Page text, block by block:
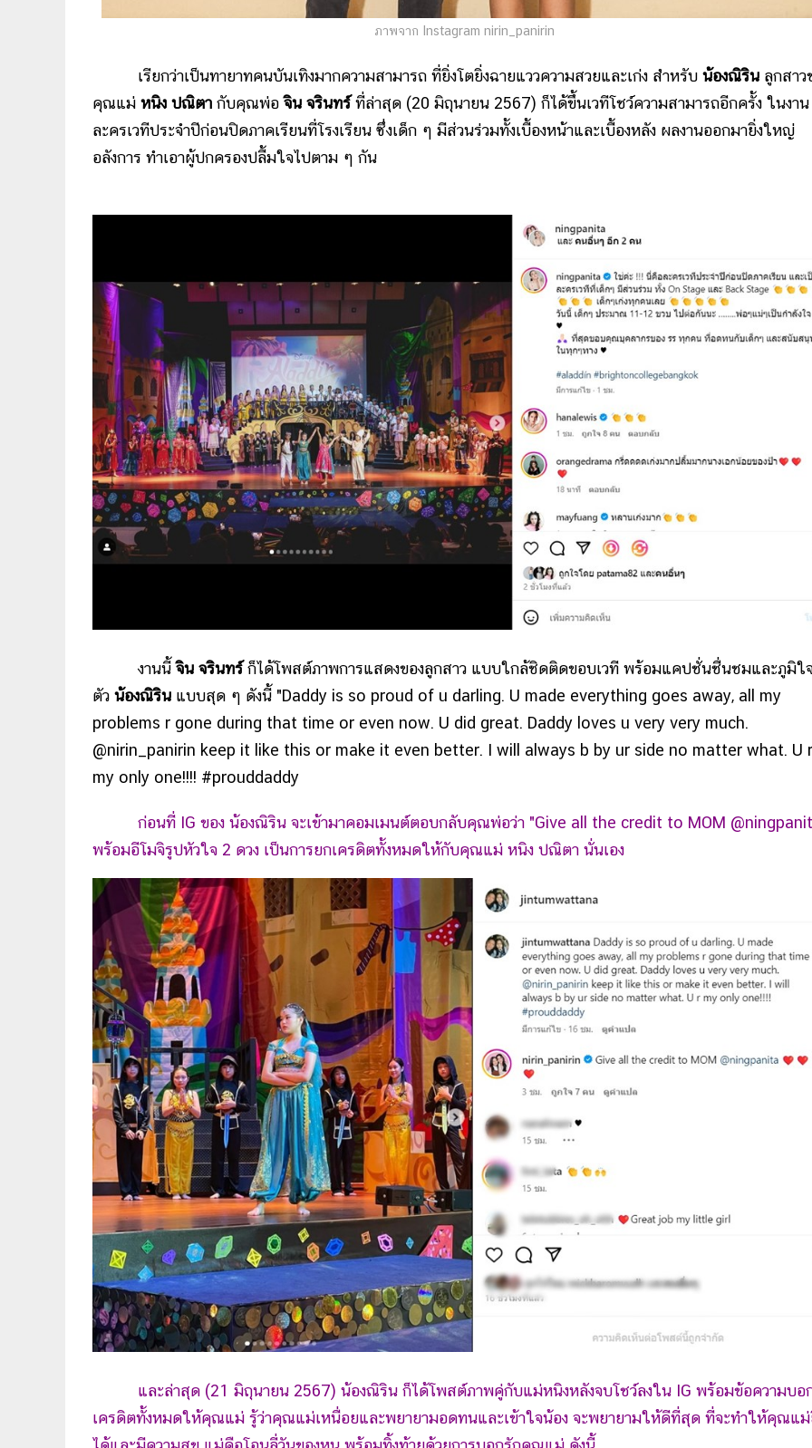
ภาพจาก Instagram nirin_panirin
เรียกว่าเป็นทายาทคนบันเทิงมากความสามารถ ที่ยิ่งโตยิ่งฉายแววความสวยและเก่ง สำหรับ น้องณิริน ลูกสาว
คุณแม่ หนิง ปณิตา กับคุณพ่อจิน จรินทร์ที่ล่าสุด (20 มิถุนายน 2567) ก็ได้ขึ้นเวทีโชว์ความสามารถอีกครั้ง ในงาน
ละครเวทีประจำปีก่อนปิดภาคเรียนที่โรงเรียน ซึ่งเด็ก ๆ มีส่วนร่วมทั้งเบื้องหน้าและเบื้องหลัง ผลงานออกมายิ่งใหญ่
อลังการ ทำเอาผู้ปกครองปลื้มใจไปตาม ๆ กัน
งานนี้จิน จรินทร์ก็ได้โพสต์ภาพการแสดงของลูกสาว แบบใกล้ชิดติดขอบเวที พร้อมแคปชั่นชื่นชมและภูมิใ
ตัว น้องณิริน แบบสุด ๆ ดังนี้ "Daddy is so proud of u darling. U made everything goes away, all my
problems r gone during that time or even now. U did great. Daddy loves u very very much.
@nirin_panirin keep it like this or make it even better. I will always b by ur side no matter what. U r
my only one!!!! #prouddaddy
ก่อนที่ IG ของ น้องณิริน จะเข้ามาคอมเมนต์ตอบกลับคุณพ่อว่า "Give all the credit to MOM
พร้อมอีโมจิรูปหัวใจ 2 ดวง เป็นการยกเครดิตทั้งหมดให้กับคุณแม่ หนิง ปณิตา นั่นเอง
และล่าสุด (21 มิถุนายน 2567) น้องณิริน ก็ได้โพสต์ภาพคู่กับแม่หนิงหลังจบโชว์ลงใน IG พร้อมข้อความบอ
เครดิตทั้งหมดให้คุณแม่ รู้ว่าคุณแม่เหนื่อยและพยายามอดทนและเข้าใจน้อง จะพยายามให้ดีที่สุด ที่จะทำให้คุณแ